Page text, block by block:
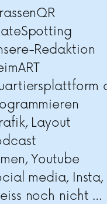
Redaktion
Layout
Youtube
media, Insta,
noch nicht …